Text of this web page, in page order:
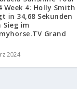
Week 4: Holly Smith
in 34,68 Sekunden
Sieg im
Grand
2024